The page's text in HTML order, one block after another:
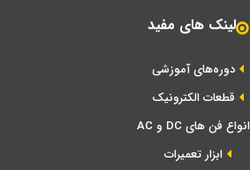
لینک های مفید
دوره‌های آموزشی
قطعات الکترونیک
انواع فن های DC و AC
ابزار تعمیرات